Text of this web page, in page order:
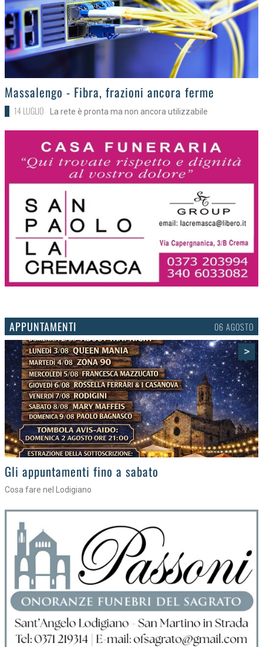
>Massalengo - Fibra, frazioni ancora ferme
14 LUGLIO La rete è pronta ma non ancora utilizzabile
APPUNTAMENTI 03 AGOSTO
>
Gli eventi della settimana
Tra torte, cinema e musica live